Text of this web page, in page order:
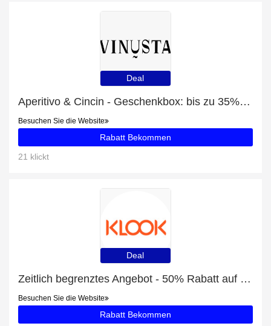
Deal
Aperitivo & Cincin - Geschenkbox: bis zu 35% Rabatt
Besuchen Sie die Website
Rabatt Bekommen
21 klickt
Deal
Zeitlich begrenztes Angebot - 50% Rabatt auf Tagestour von New York zu den Niagarafällen
Besuchen Sie die Website
Rabatt Bekommen